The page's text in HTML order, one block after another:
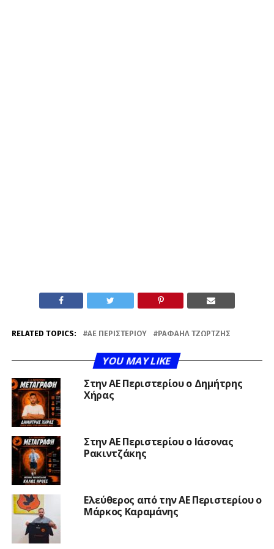
RELATED TOPICS: ΑΕ ΠΕΡΙΣΤΕΡΊΟΥ ΡΑΦΑΉΛ ΤΖΏΡΤΖΗΣ
YOU MAY LIKE
Στην ΑΕ Περιστερίου ο Δημήτρης
Χήρας
Στην ΑΕ Περιστερίου ο Ιάσονας
Ρακιντζάκης
Ελεύθερος από την ΑΕ Περιστερίου ο
Μάρκος Καραμάνης